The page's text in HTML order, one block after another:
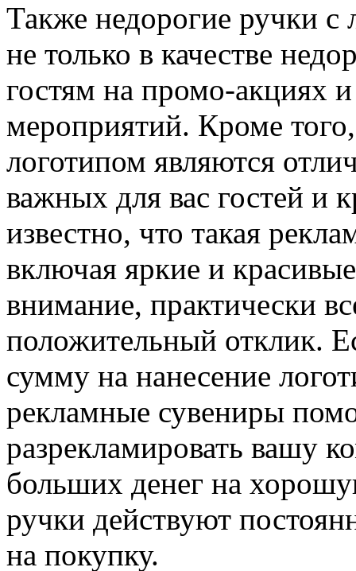
Также недорогие ручки с
не только в качестве
гостям на промо-акциях
мероприятий. Кроме
логотипом являются
важных для вас гостей и
известно, что такая
включая яркие и
внимание, практически
положительный отклик.
сумму на нанесение
рекламные сувениры
разрекламировать вашу
больших денег на
ручки действуют
на покупку.